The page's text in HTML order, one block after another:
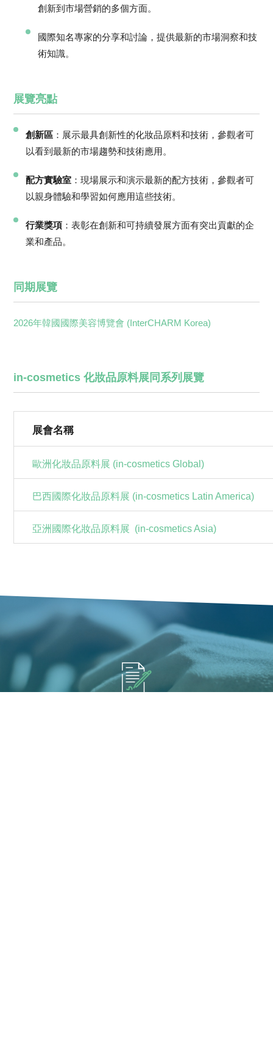
創新到市場營銷的多個方面。
國際知名專家的分享和討論，提供最新的市場洞察和技
術知識。
展覽亮點
創新區 ：展示最具創新性的化妝品原料和技術，參觀者可
以看到最新的市場趨勢和技術應用。
配方實驗室 ：現場展示和演示最新的配方技術，參觀者可
以親身體驗和學習如何應用這些技術。
行業獎項 ：表彰在創新和可持續發展方面有突出貢獻的企
業和產品。
同期展覽
2026年韓國國際美容博覽會 (InterCHARM Korea)
in-cosmetics 化妝品原料展同系列展覽
展會名稱
歐洲化妝品原料展 (in-cosmetics Global)
巴西國際化妝品原料展 (in-cosmetics Latin America)
亞洲國際化妝品原料展 (in-cosmetics Asia)